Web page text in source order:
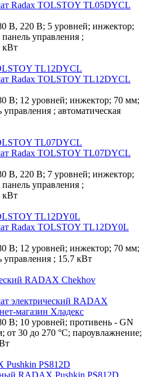
В, 220 В; 5 уровней; инжектор;
управления ;
кВт
TL12DYCL
В; 12 уровней; инжектор; 70 мм;
; автоматическая
TL07DYCL
В, 220 В; 7 уровней; инжектор;
управления ;
кВт
TL12DY0L
В; 12 уровней; инжектор; 70 мм;
управления ; 15.7 кВт
RADAX Chekhov
В; 10 уровней; противень - GN
от 30 до 270 °С; пароувлажнение;
PS812D